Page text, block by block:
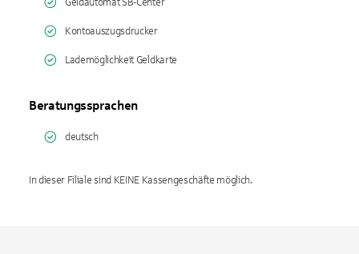
Geldautomat SB-Center
Kontoauszugsdrucker
Lademöglichkeit Geldkarte
Beratungssprachen
deutsch
In dieser Filiale sind KEINE Kassengeschäfte möglich.